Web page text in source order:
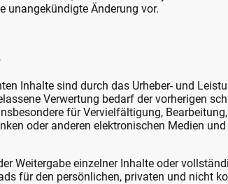
unangekündigte Änderung vor.
Inhalte sind durch das Urheber- und
Verwertung bedarf der vorherigen
für Vervielfältigung,
oder anderen elektronischen Medien
Weitergabe einzelner Inhalte oder
für den persönlichen, privaten und nicht